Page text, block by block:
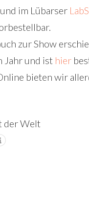
und im Lübarser
zur Show
Jahr und ist hier
bieten wir
der Welt